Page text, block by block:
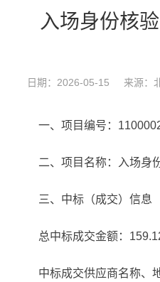
入场身份核
日期：2026-05-15 来源：
一、项目编号：
二、项目名称：入场身
三、中标（成交）信息
总中标成交金额：
中标成交供应商名称、